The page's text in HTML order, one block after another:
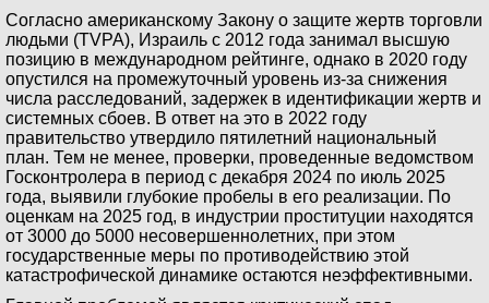
Согласно американскому Закону о защите жертв торговли
людьми (TVPA), Израиль с 2012 года занимал высшую
позицию в международном рейтинге, однако в 2020 году
опустился на промежуточный уровень из-за снижения
числа расследований, задержек в идентификации жертв и
системных сбоев. В ответ на это в 2022 году
правительство утвердило пятилетний национальный
план. Тем не менее, проверки, проведенные ведомством
Госконтролера в период с декабря 2024 по июль 2025
года, выявили глубокие пробелы в его реализации. По
оценкам на 2025 год, в индустрии проституции находятся
от 3000 до 5000 несовершеннолетних, при этом
государственные меры по противодействию этой
катастрофической динамике остаются неэффективными.